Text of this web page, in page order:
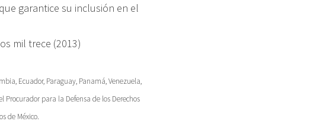
garantice su inclusión en el
mil trece (2013)
Ecuador, Paraguay, Panamá, Venezuela,
para la Defensa de los Derechos
de México.